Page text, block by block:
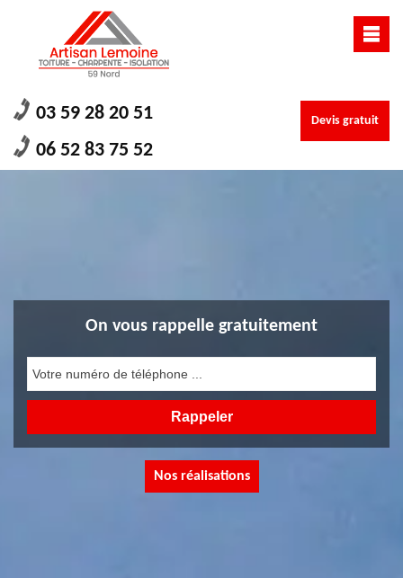
03 59 28 20 51
06 52 83 75 52
Devis gratuit
On vous rappelle gratuitement
Nos réalisations